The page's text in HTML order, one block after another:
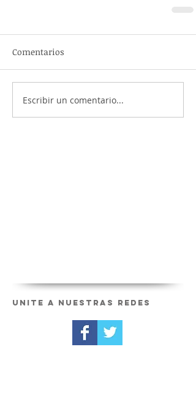
Comentarios
Escribir un comentario...
Unite a nuestras redes